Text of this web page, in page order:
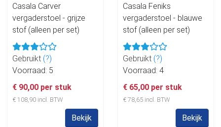
Casala Carver
vergaderstoel - grijze
stof (alleen per set)
Gebruikt (?)
Voorraad: 5
€ 90,00 per stuk
€ 108,90 incl. BTW
Bekijk
Casala Feniks
vergaderstoel - blauwe
stof (alleen per set)
Gebruikt (?)
Voorraad: 4
€ 65,00 per stuk
€ 78,65 incl. BTW
Bekijk